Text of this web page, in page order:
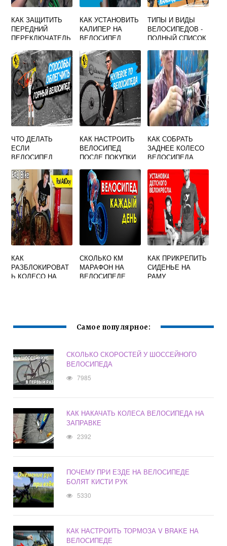
КАК ЗАЩИТИТЬ
ПЕРЕДНИЙ
ПЕРЕКЛЮЧАТЕЛЬ
ВЕЛОСИПЕДЕ
КАК УСТАНОВИТЬ
КАЛИПЕР НА
ВЕЛОСИПЕД
ТИПЫ И ВИДЫ
ВЕЛОСИПЕДОВ -
ПОЛНЫЙ СПИСОК
ЧТО ДЕЛАТЬ
ЕСЛИ
ВЕЛОСИПЕД
КАК НАСТРОИТЬ
ВЕЛОСИПЕД
ПОСЛЕ ПОКУПКИ
КАК СОБРАТЬ
ЗАДНЕЕ КОЛЕСО
ВЕЛОСИПЕДА
КАК
РАЗБЛОКИРОВАТ
Ь КОЛЕСО НА
СКОЛЬКО КМ
МАРАФОН НА
ВЕЛОСИПЕДЕ
КАК ПРИКРЕПИТЬ
СИДЕНЬЕ НА
РАМУ
Самое популярное:
СКОЛЬКО СКОРОСТЕЙ У ШОССЕЙНОГО
ВЕЛОСИПЕДА
7985
КАК НАКАЧАТЬ КОЛЕСА ВЕЛОСИПЕДА НА
ЗАПРАВКЕ
2392
ПОЧЕМУ ПРИ ЕЗДЕ НА ВЕЛОСИПЕДЕ
БОЛЯТ КИСТИ РУК
5330
КАК НАСТРОИТЬ ТОРМОЗА V BRAKE НА
ВЕЛОСИПЕДЕ